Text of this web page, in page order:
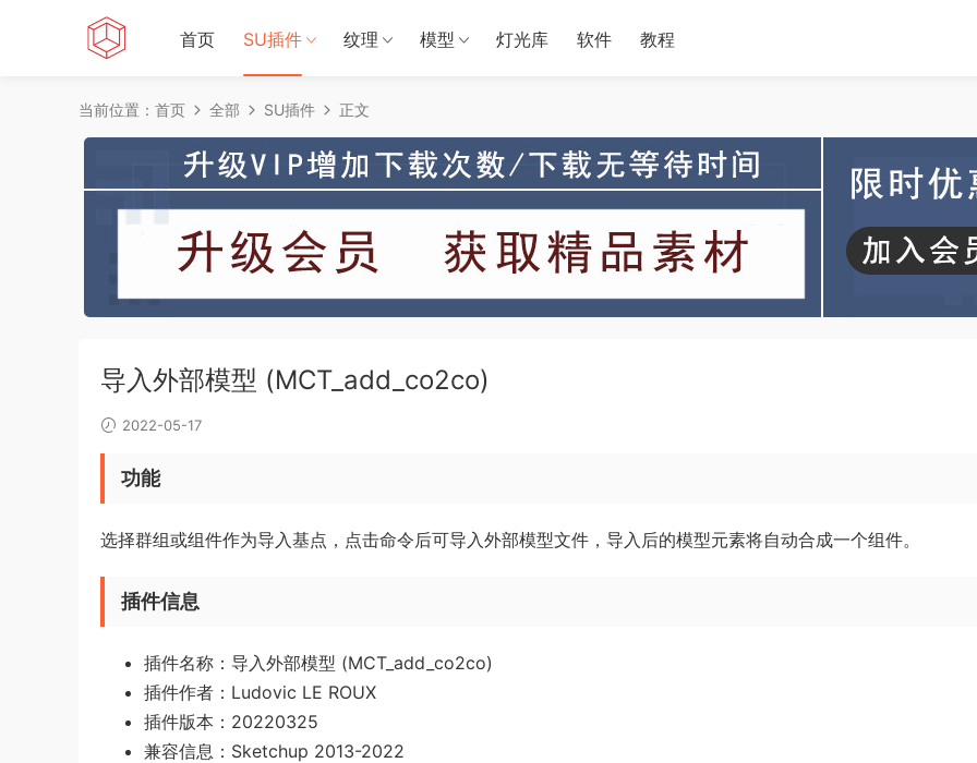
首页 SU插件 纹理 模型 灯光库 软件 教程
当前位置： 首页 全部 SU插件 正文
导入外部模型 (MCT_add_co2co)
2022-05-17
功能
选择群组或组件作为导入基点，点击命令后可导入外部模型文件，导入后的模型元素将自动合成一个组件。
插件信息
插件名称：导入外部模型 (MCT_add_co2co)
插件作者：Ludovic LE ROUX
插件版本：20220325
兼容信息：Sketchup 2013-2022